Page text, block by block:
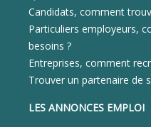
Candidats, comment
Particuliers employeurs,
besoins ?
Entreprises, comment
Trouver un partenaire de
LES ANNONCES EMPLOI